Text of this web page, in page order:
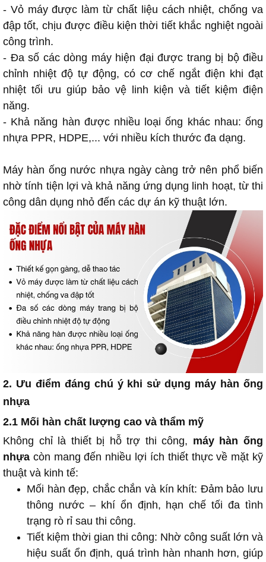
- Vỏ máy được làm từ chất liệu cách nhiệt, chống va
đập tốt, chịu được điều kiện thời tiết khắc nghiệt ngoài
công trình.
- Đa số các dòng máy hiện đại được trang bị bộ điều
chỉnh nhiệt độ tự động, có cơ chế ngắt điện khi đạt
nhiệt tối ưu giúp bảo vệ linh kiện và tiết kiệm điện
năng.
- Khả năng hàn được nhiều loại ống khác nhau: ống
nhựa PPR, HDPE,... với nhiều kích thước đa dạng.
Máy hàn ống nước nhựa ngày càng trở nên phổ biến
nhờ tính tiện lợi và khả năng ứng dụng linh hoạt, từ thi
công dân dụng nhỏ đến các dự án kỹ thuật lớn.
2. Ưu điểm đáng chú ý khi sử dụng máy hàn ống
nhựa
2.1 Mối hàn chất lượng cao và thẩm mỹ
Không chỉ là thiết bị hỗ trợ thi công, máy hàn ống
nhựa còn mang đến nhiều lợi ích thiết thực về mặt kỹ
thuật và kinh tế:
Mối hàn đẹp, chắc chắn và kín khít: Đảm bảo lưu
thông nước – khí ổn định, hạn chế tối đa tình
trạng rò rỉ sau thi công.
Tiết kiệm thời gian thi công: Nhờ công suất lớn và
hiệu suất ổn định, quá trình hàn nhanh hơn, giúp